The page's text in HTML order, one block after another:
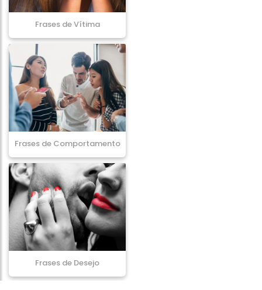
Frases de Vítima
Frases de Comportamento
Frases de Desejo